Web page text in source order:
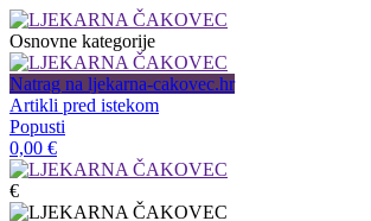
Osnovne kategorije
Natrag na ljekarna-cakovec.hr
Artikli pred istekom
Popusti
0,00 €
€